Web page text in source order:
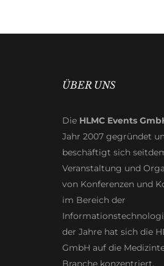
ÜBER UNS
Die HLMC Events
Jahr 2007 gegründet
beschäftigt sich
Veranstaltung und
von Konferenzen und
im Bereich der
der Jahre hat sich die
GmbH auf die
Branche konzentriert.